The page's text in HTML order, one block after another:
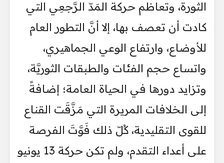
الثورة، وتعاظم حركة المَدّ الرَّجعِي التي
كادت أن تعصف بها، إلا أنَّ التطور العام
للأوضاع، وارتفاع الوعي الجماهيري،
واتساع حجم الفئات والطبقات الثوريَّة،
وتزايد دورها في الحياة العامة؛ إضافةً
إلى الخلافات المريرة التي مَزَّقَت القناع
للقوى التقليدية، كُلّ ذلك فَوَّتَ الفرصة
على أعداء التقدم، ولم تكن حركة 13 يونيو